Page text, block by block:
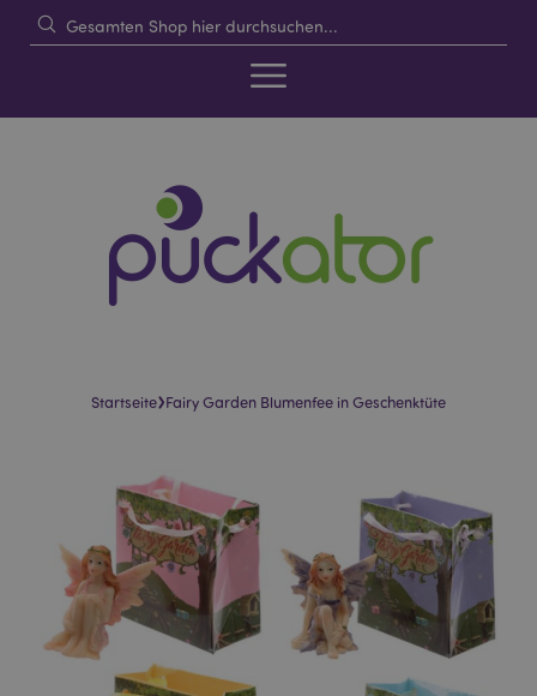
Startseite›Fairy Garden Blumenfee in Geschenktüte
images
gallery
images
gallery